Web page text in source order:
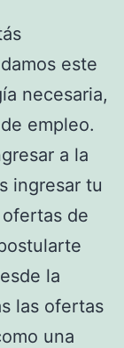
este
necesaria,
empleo.
a la
ingresar tu
de
la
las ofertas
una